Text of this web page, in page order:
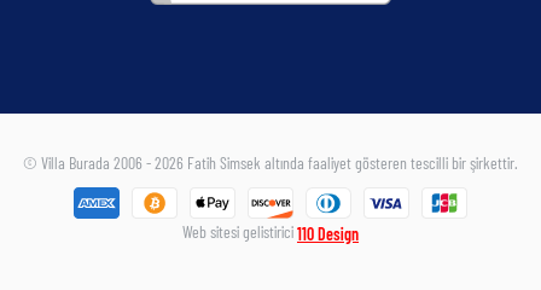
© Villa Burada 2006 - 2026 Fatih Simsek altında faaliyet gösteren tescilli bir şirkettir.
Web sitesi gelistirici110 Design